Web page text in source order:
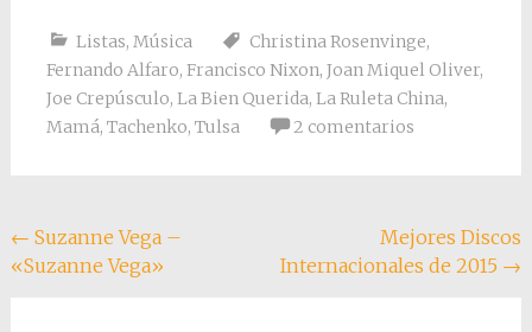
Listas, Música Christina Rosenvinge,
Fernando Alfaro, Francisco Nixon, Joan Miquel Oliver,
Joe Crepúsculo, La Bien Querida, La Ruleta China,
Mamá, Tachenko, Tulsa 2 comentarios
Navegación
de
← Suzanne Vega –
«Suzanne Vega»
Mejores Discos
Internacionales de 2015 →